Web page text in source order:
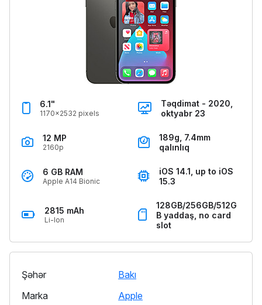
6.1"
1170x2532 pixels
Təqdimat - 2020,
oktyabr 23
12 MP
2160p
189g, 7.4mm
qalınlıq
6 GB RAM
Apple A14 Bionic
iOS 14.1, up to iOS
15.3
2815 mAh
Li-Ion
128GB/256GB/512G
B yaddaş, no card
slot
Şəhər
Bakı
Marka
Apple